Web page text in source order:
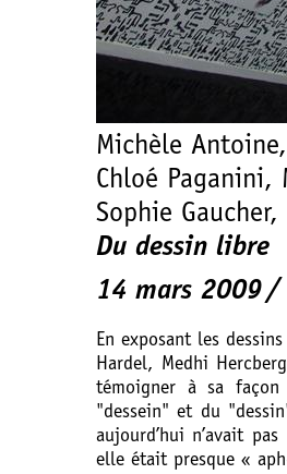
Michèle
Chloé
Sophie Gaucher,
Du dessin libre
14 mars 2009
En exposant les
Hardel, Medhi
témoigner à sa
"dessein" et du
aujourd’hui n’avait
elle était presque «